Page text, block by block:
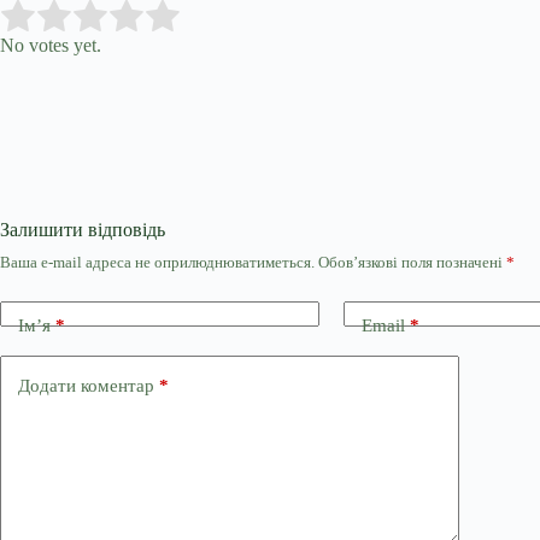
Rate this item:
No votes yet.
Залишити відповідь
Ваша e-mail адреса не оприлюднюватиметься. Обов’язкові поля позначені *
Ім’я* Email*
Додати коментар *